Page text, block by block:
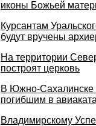
иконы Божьей
Курсантам
будут вручены
На территории
построят церковь
В Южно-Сахалинске
погибшим в
Владимирскому